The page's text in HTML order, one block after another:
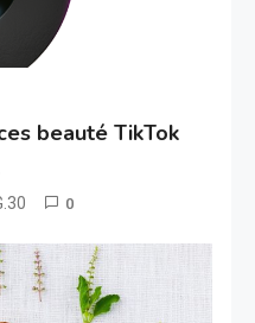
beauté TikTok
0